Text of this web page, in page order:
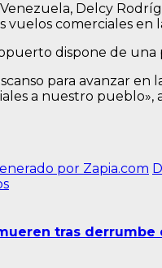
Delcy
comerciales en
dispone de
para avanzar
a nuestro pueblo»,
por Zapia.com
tras